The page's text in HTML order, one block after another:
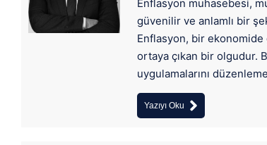
Enflasyon muhasebesi,
güvenilir ve anlamlı bir
Enflasyon, bir ekonomide
ortaya çıkan bir olgudur.
uygulamalarını
Yazıyı Oku